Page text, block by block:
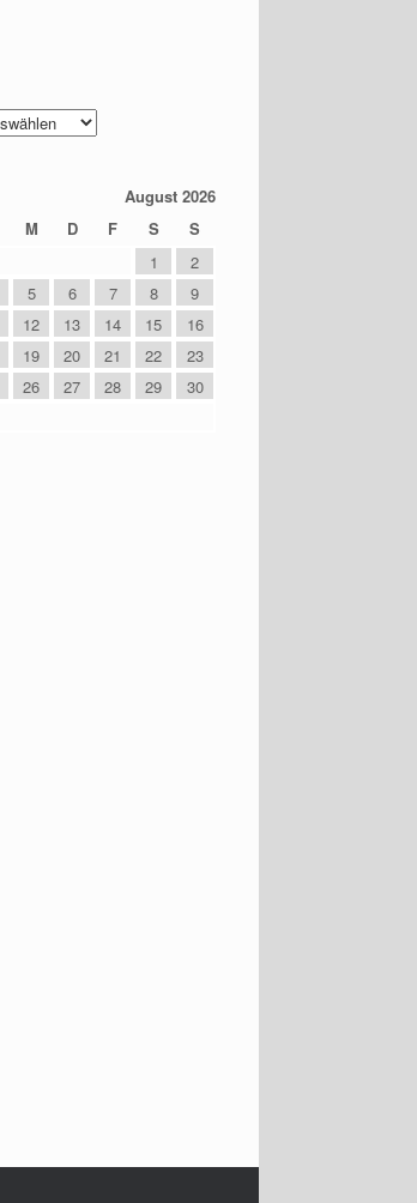
August 2026
M D F S
S
1
2
5 6 7 8
9
12 13 14 15
16
19 20 21 22
23
26 27 28 29
30